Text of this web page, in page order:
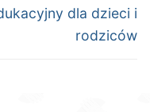
dla dzieci i
rodziców